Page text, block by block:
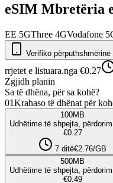
eSIM Mbretëria
EE 5GThree 4GVodafone
Verifiko përputhshmërinë
rrjetet e listuara.nga €0.27
Zgjidh planin
Sa të dhëna, për sa kohë?
01Krahaso të dhënat për
100MB
Udhëtime të shpejta,
€0.27
7 ditë€2.76/GB
500MB
Udhëtime të shpejta,
€0.49